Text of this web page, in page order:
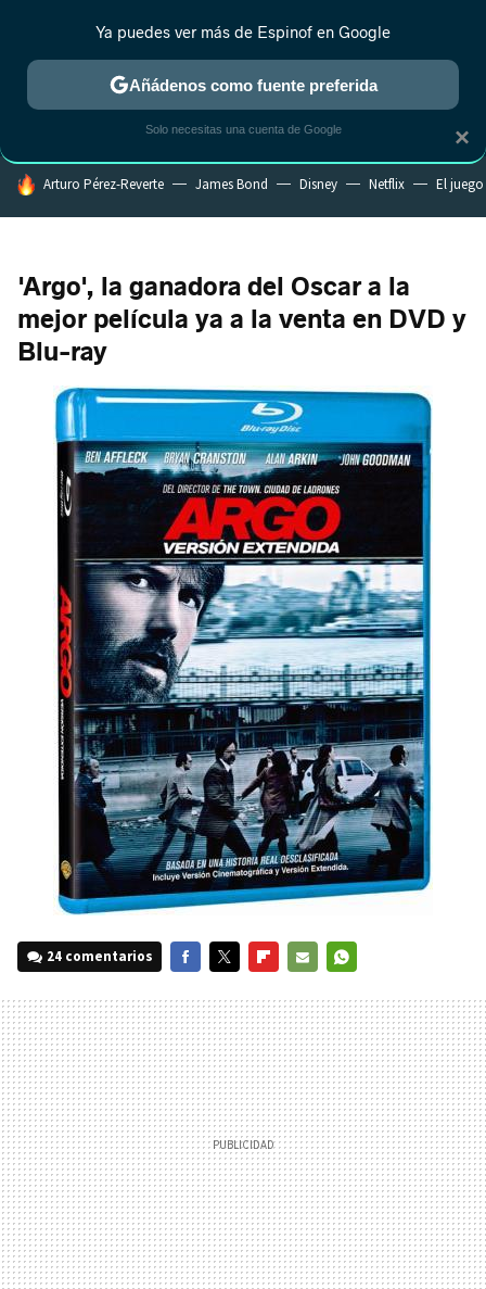
ESTRENOS REALITY ANIME RANKINGS CINE
HOY SE HABLA DE
Arturo Pérez-Reverte James Bond Disney Netflix El
'Argo', la ganadora del Oscar a la
mejor película ya a la venta en DVD y
Blu-ray
24 comentarios
MAIL
×
Ya puedes ver más de Espinof en Google
Añádenos como fuente preferida
Solo necesitas una cuenta de Google